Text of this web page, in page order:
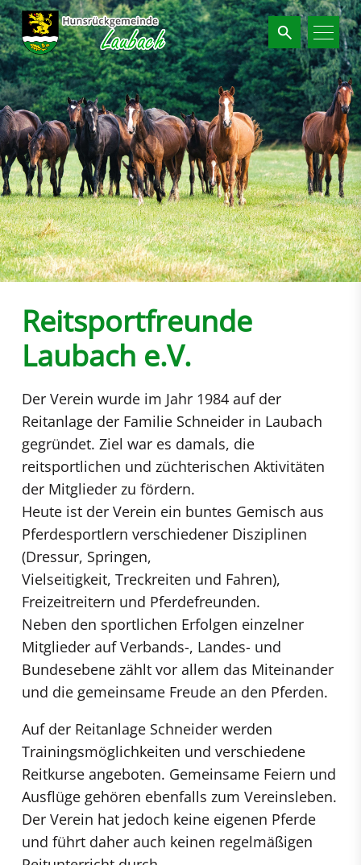
Suchbegriffe
Reitsportfreunde
Laubach e.V.
Der Verein wurde im Jahr 1984 auf der
Reitanlage der Familie Schneider in Laubach
gegründet. Ziel war es damals, die
reitsportlichen und züchterischen Aktivitäten
der Mitglieder zu fördern.
Heute ist der Verein ein buntes Gemisch aus
Pferdesportlern verschiedener Disziplinen
(Dressur, Springen,
Vielseitigkeit, Treckreiten und Fahren),
Freizeitreitern und Pferdefreunden.
Neben den sportlichen Erfolgen einzelner
Mitglieder auf Verbands-, Landes- und
Bundesebene zählt vor allem das Miteinander
und die gemeinsame Freude an den Pferden.
Auf der Reitanlage Schneider werden
Trainingsmöglichkeiten und verschiedene
Reitkurse angeboten. Gemeinsame Feiern und
Ausflüge gehören ebenfalls zum Vereinsleben.
Der Verein hat jedoch keine eigenen Pferde
und führt daher auch keinen regelmäßigen